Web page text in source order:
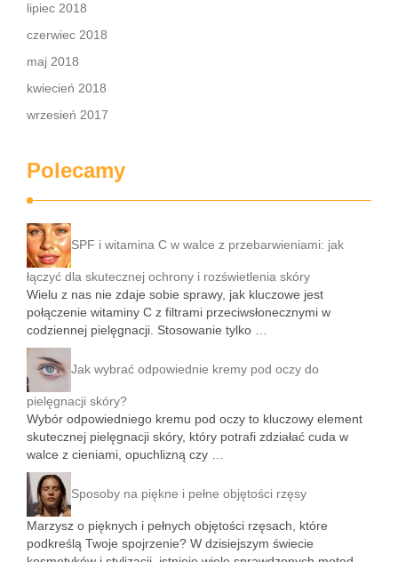
lipiec 2018
czerwiec 2018
maj 2018
kwiecień 2018
wrzesień 2017
Polecamy
SPF i witamina C w walce z przebarwieniami: jak
łączyć dla skutecznej ochrony i rozświetlenia skóry
Wielu z nas nie zdaje sobie sprawy, jak kluczowe jest
połączenie witaminy C z filtrami przeciwsłonecznymi w
codziennej pielęgnacji. Stosowanie tylko …
Jak wybrać odpowiednie kremy pod oczy do
pielęgnacji skóry?
Wybór odpowiedniego kremu pod oczy to kluczowy element
skutecznej pielęgnacji skóry, który potrafi zdziałać cuda w
walce z cieniami, opuchlizną czy …
Sposoby na piękne i pełne objętości rzęsy
Marzysz o pięknych i pełnych objętości rzęsach, które
podkreślą Twoje spojrzenie? W dzisiejszym świecie